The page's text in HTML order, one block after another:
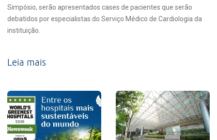
Simpósio, serão apresentados cases de pacientes que serão
debatidos por especialistas do Serviço Médico de Cardiologia da
instituição.
Leia mais